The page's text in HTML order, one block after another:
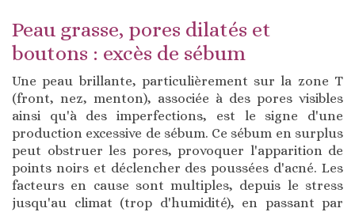
Peau grasse, pores dilatés et
boutons : excès de sébum
Une peau brillante, particulièrement sur la zone T
(front, nez, menton), associée à des pores visibles
ainsi qu'à des imperfections, est le signe d'une
production excessive de sébum. Ce sébum en surplus
peut obstruer les pores, provoquer l'apparition de
points noirs et déclencher des poussées d'acné. Les
facteurs en cause sont multiples, depuis le stress
jusqu'au climat (trop d'humidité), en passant par